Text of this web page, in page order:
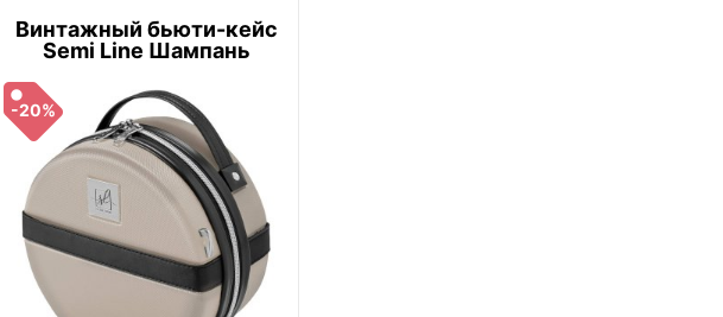
Винтажный бьюти-кейс
Semi Line Шампань
-20%